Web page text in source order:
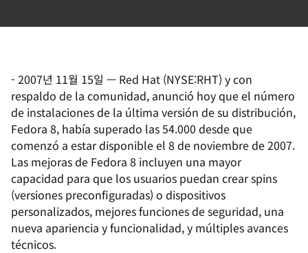
- 2007년 11월 15일 — Red Hat (NYSE:RHT) y con
respaldo de la comunidad, anunció hoy que el número
de instalaciones de la última versión de su distribución,
Fedora 8, había superado las 54.000 desde que
comenzó a estar disponible el 8 de noviembre de 2007.
Las mejoras de Fedora 8 incluyen una mayor
capacidad para que los usuarios puedan crearspins
(versiones preconfiguradas) o dispositivos
personalizados, mejores funciones de seguridad, una
nueva apariencia y funcionalidad, y múltiples avances
técnicos.